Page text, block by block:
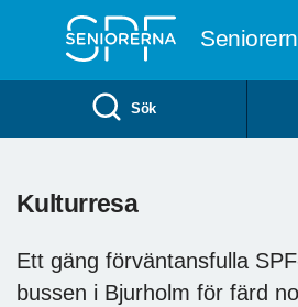
Sök
Kulturresa
Ett gäng förväntansfulla
bussen i Bjurholm för färd